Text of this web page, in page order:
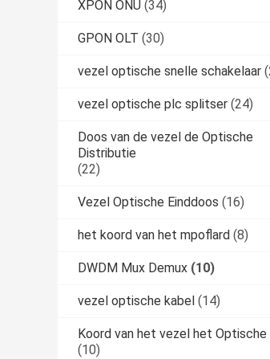
XPON ONU (34)
GPON OLT (30)
vezel optische snelle schakelaar
vezel optische plc splitser (24)
Doos van de vezel de Optische
Distributie
(22)
Vezel Optische Einddoos (16)
het koord van het mpoflard (8)
DWDM Mux Demux (10)
vezel optische kabel (14)
Koord van het vezel het Optische
(10)